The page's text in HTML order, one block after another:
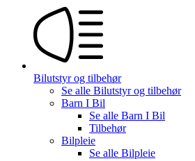
Bilutstyr og tilbehør
Se alle Bilutstyr og tilbehør
Barn I Bil
Se alle Barn I Bil
Tilbehør
Bilpleie
Se alle Bilpleie